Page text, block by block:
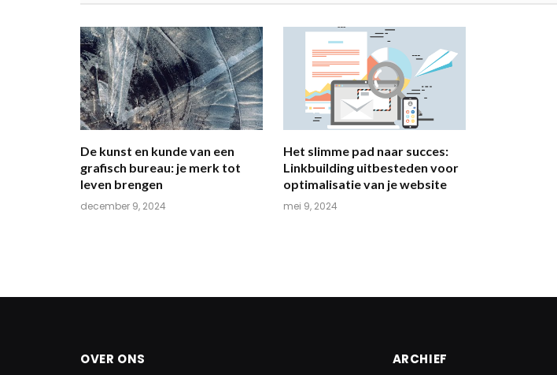
De kunst en kunde van een
grafisch bureau: je merk tot
leven brengen
december 9, 2024
Het slimme pad naar succes:
Linkbuilding uitbesteden voor
optimalisatie van je website
mei 9, 2024
OVER ONS ARCHIEF